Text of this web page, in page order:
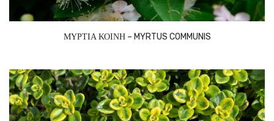
ΜΥΡΤΙΑ ΚΟΙΝΗ – MYRTUS COMMUNIS